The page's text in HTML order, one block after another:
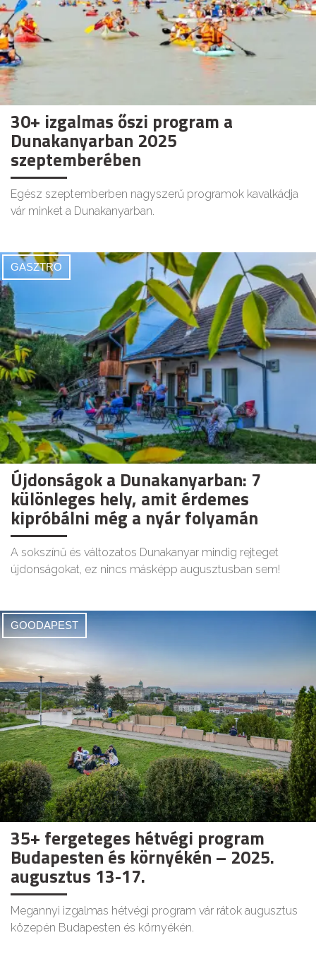
30+ izgalmas őszi program a
Dunakanyarban 2025
szeptemberében
Egész szeptemberben nagyszerű programok kavalkádja
vár minket a Dunakanyarban.
GASZTRO
Újdonságok a Dunakanyarban: 7
különleges hely, amit érdemes
kipróbálni még a nyár folyamán
A sokszínű és változatos Dunakanyar mindig rejteget
újdonságokat, ez nincs másképp augusztusban sem!
GOODAPEST
35+ fergeteges hétvégi program
Budapesten és környékén – 2025.
augusztus 13-17.
Megannyi izgalmas hétvégi program vár rátok augusztus
közepén Budapesten és környékén.